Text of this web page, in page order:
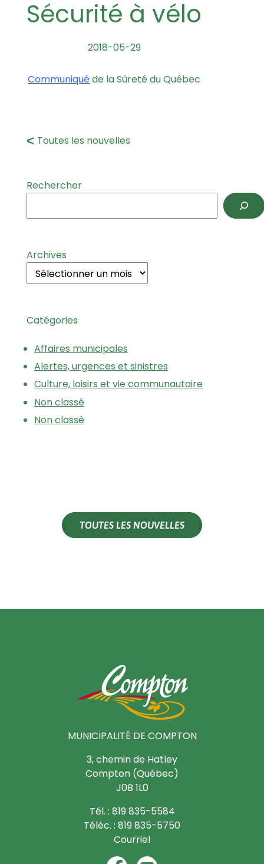
Sécurité à vélo
2018-05-29
Communiquéde la Sûreté du Québec
Toutes les nouvelles
Rechercher
Archives
Catégories
Affaires municipales
Alertes, urgences et sinistres
Culture, loisirs et vie communautaire
Non classé
Non classé
TOUTES LES NOUVELLES
MUNICIPALITÉ DE COMPTON
3, chemin de Hatley
Compton (Québec)
J0B 1L0
Tél. : 819 835-5584
Téléc. : 819 835-5750
Courriel